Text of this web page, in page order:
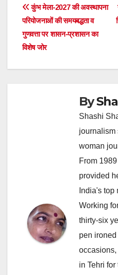
Post
navigation
कुंभ मेला-2027 की अवस्थापना
परियोजनाओं की समयबद्धता व
गुणवत्ता पर शासन-प्रशासन का
विशेष जोर
By
Shashi
journalism
woman
From
provided
India's
Working
thirty-six
pen
in Tehri